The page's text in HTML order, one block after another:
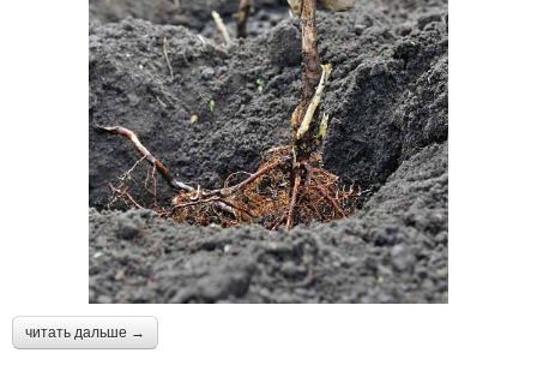
читать дальше →